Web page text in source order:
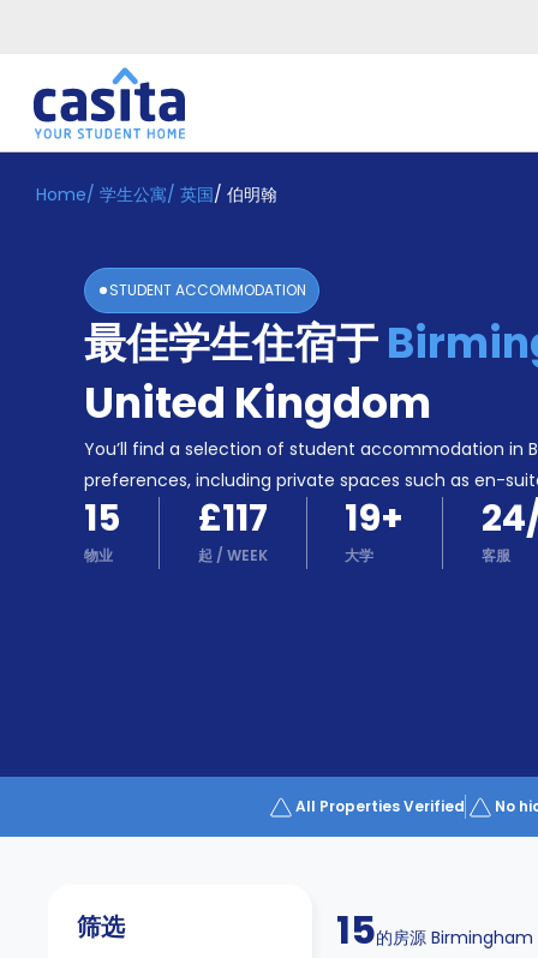
Home ZH GBP
入
Booking
Accommodation
Become
Partner
Home/ 学生公寓/ 英国/ 伯明翰
STUDENT ACCOMMODATION
最佳学生住宿于
United Kingdom
You’ll find a selection of student accommodation in
preferences, including private spaces such as en-
15
物业
£117
起 / WEEK
19+
大学 客服
All Properties Verified No
筛选 15的房源 Birmingham